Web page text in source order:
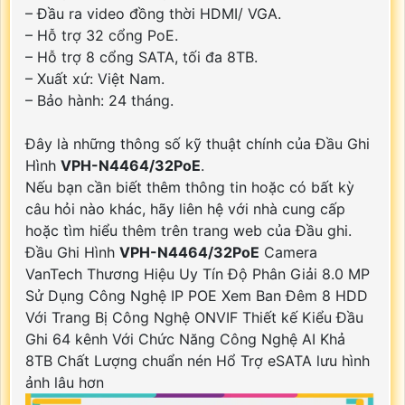
– Đầu ra video đồng thời HDMI/ VGA.
– Hỗ trợ 32 cổng PoE.
– Hỗ trợ 8 cổng SATA, tối đa 8TB.
– Xuất xứ: Việt Nam.
– Bảo hành: 24 tháng.
Đây là những thông số kỹ thuật chính của Đầu Ghi
Hình VPH-N4464/32PoE.
Nếu bạn cần biết thêm thông tin hoặc có bất kỳ
câu hỏi nào khác, hãy liên hệ với nhà cung cấp
hoặc tìm hiểu thêm trên trang web của Đầu ghi.
Đầu Ghi Hình VPH-N4464/32PoE Camera
VanTech Thương Hiệu Uy Tín Độ Phân Giải 8.0 MP
Sử Dụng Công Nghệ IP POE Xem Ban Đêm 8 HDD
Với Trang Bị Công Nghệ ONVIF Thiết kế Kiểu Đầu
Ghi 64 kênh Với Chức Năng Công Nghệ AI Khả
8TB Chất Lượng chuẩn nén Hổ Trợ eSATA lưu hình
ảnh lâu hơn